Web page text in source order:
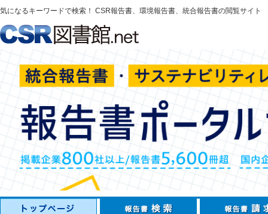
気になるキーワードで検索！ CSR報告書、環境報告書、統合報告書の閲覧サイト